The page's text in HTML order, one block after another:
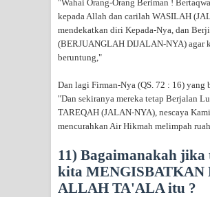
"Wahai Orang-Orang Beriman !
kepada Allah dan carilah WASILAH
mendekatkan diri Kepada-Nya, dan
(BERJUANGLAH DIJALAN-NYA) agar
beruntung,"
Dan lagi Firman-Nya (QS. 72 : 16) yang
"Dan sekiranya mereka tetap Berjalan
TAREQAH (JALAN-NYA), nescaya Kami
mencurahkan Air Hikmah melimpah
11) Bagaimanakah jika
kita MENGISBATKAN
ALLAH TA'ALA itu ?